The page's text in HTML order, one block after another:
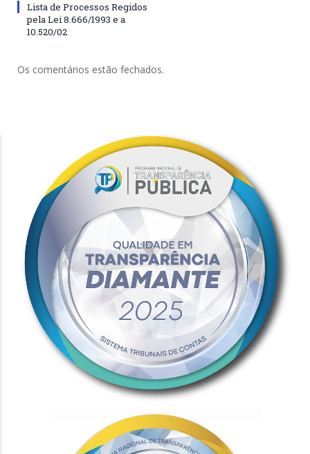
Lista de Processos Regidos
pela Lei 8.666/1993 e a
10.520/02
Os comentários estão fechados.